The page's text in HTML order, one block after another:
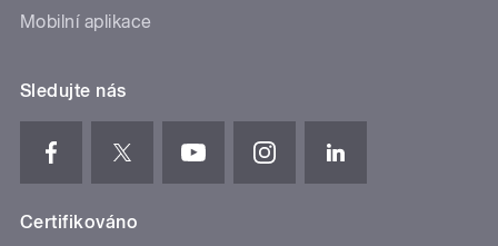
Mobilní aplikace
Sledujte nás
Certifikováno